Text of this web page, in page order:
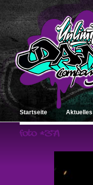
Startseite Aktuelles